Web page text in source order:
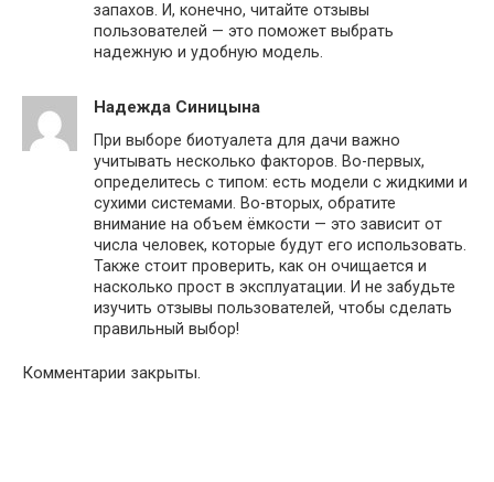
запахов. И, конечно, читайте отзывы
пользователей — это поможет выбрать
надежную и удобную модель.
Надежда Синицына
При выборе биотуалета для дачи важно
учитывать несколько факторов. Во-первых,
определитесь с типом: есть модели с жидкими и
сухими системами. Во-вторых, обратите
внимание на объем ёмкости — это зависит от
числа человек, которые будут его использовать.
Также стоит проверить, как он очищается и
насколько прост в эксплуатации. И не забудьте
изучить отзывы пользователей, чтобы сделать
правильный выбор!
Комментарии закрыты.